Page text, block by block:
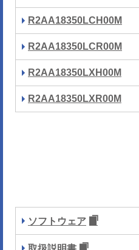
R2AA18350LCH00M
R2AA18350LCR00M
R2AA18350LXH00M
R2AA18350LXR00M
ソフトウェア